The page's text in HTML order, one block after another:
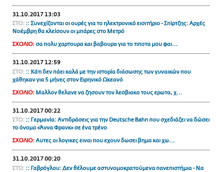
31.10.2017 13:03
ΣΤΟ: :: Συνεχίζονται οι ουρές για το ηλεκτρονικό εισιτήριο - Σπίρτζης: Αρχές
Νοέμβρη θα κλείσουν οι μπάρες στο Μετρό
ΣΧΟΛΙΟ: σα πολυ χαρτουρα και βαβουρα για το τιποτα μου φαι...
31.10.2017 12:59
ΣΤΟ: :: Κάτι δεν πάει καλά με την ιστορία διάσωσης των γυναικών που
χάθηκαν για 5 μήνες στον Ειρηνικό Ωκεανό
ΣΧΟΛΙΟ: Μαλλον θελανε να ζησουν τον λεσβιακο τους ερωτα, χ...
31.10.2017 00:22
ΣΤΟ: :: Γερμανία: Αντιδράσεις για την Deutsche Bahn που σχεδιάζει να δώσει
το όνομα «Άννα Φρανκ» σε ένα τρένο
ΣΧΟΛΙΟ: Αυτες οι λογικες ειναι που εχουν δωσει βημα και χω...
31.10.2017 00:20
ΣΤΟ: :: Γαβρόγλου: Δεν θέλουμε αστυνομοκρατούμενα πανεπιστήμια - Να